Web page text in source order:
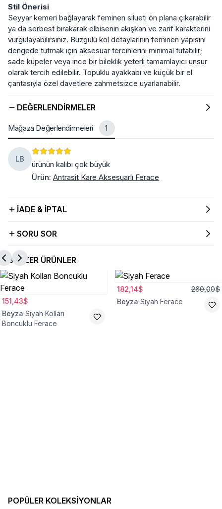
Stil Önerisi
Seyyar kemeri bağlayarak feminen silueti ön plana çıkarabilir
ya da serbest bırakarak elbisenin akışkan ve zarif karakterini
vurgulayabilirsiniz. Büzgülü kol detaylarının feminen yapısını
dengede tutmak için aksesuar tercihlerini minimal tutabilir;
sade küpeler veya ince bir bileklik yeterli tamamlayıcı unsur
olarak tercih edilebilir. Topuklu ayakkabı ve küçük bir el
çantasıyla özel davetlere zahmetsizce uyarlanabilir.
DEĞERLENDIRMELER
Mağaza Değerlendirmeleri 1
LB
ürünün kalıbı çok büyük
Ürün: Antrasit Kare Aksesuarlı Ferace
İADE & İPTAL
SORU SOR
BENZER ÜRÜNLER
151,43$
Beyza Siyah Kolları
Boncuklu Ferace
182,14$ 260,00$
Beyza Siyah Ferace
POPÜLER KOLEKSIYONLAR